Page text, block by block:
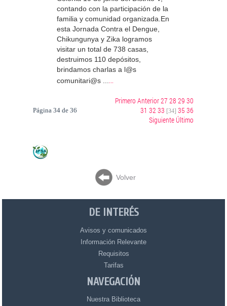
contando con la participación de la
familia y comunidad organizada.En
esta Jornada Contra el Dengue,
Chikungunya y Zika logramos
visitar un total de 738 casas,
destruimos 110 depósitos,
brindamos charlas a l@s
comunitari@s ... ...
Página 34 de 36
Primero Anterior27 28 29 30
31 32 33 [34] 35 36
Siguiente Último
Volver
DE INTERÉS
Avisos y comunicados
Información Relevante
Requisitos
Tarifas
NAVEGACIÓN
Nuestra Biblioteca